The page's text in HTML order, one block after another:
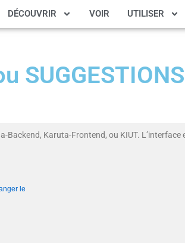
DÉCOUVRIR VOIR UTILISER
SUGGESTIONS
Karuta-Frontend, ou KIUT. L’interface
le